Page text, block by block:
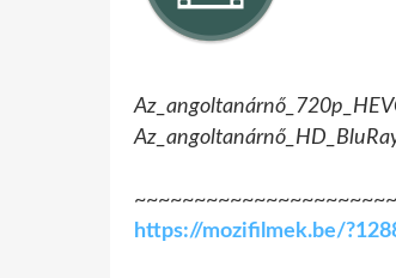
https://mozifilmek.be/